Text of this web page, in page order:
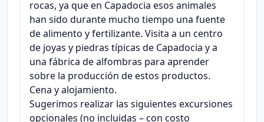
rocas, ya que en Capadocia esos animales
han sido durante mucho tiempo una fuente
de alimento y fertilizante. Visita a un centro
de joyas y piedras típicas de Capadocia y a
una fábrica de alfombras para aprender
sobre la producción de estos productos.
Cena y alojamiento.
Sugerimos realizar las siguientes excursiones
opcionales (no incluidas – con costo